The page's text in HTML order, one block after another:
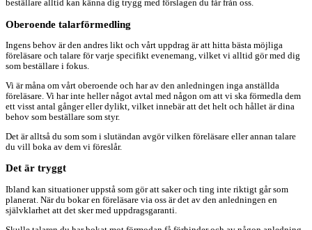
beställare alltid kan känna dig trygg med förslagen du får från oss.
Oberoende talarförmedling
Ingens behov är den andres likt och vårt uppdrag är att hitta bästa möjliga
föreläsare och talare för varje specifikt evenemang, vilket vi alltid gör med dig
som beställare i fokus.
Vi är måna om vårt oberoende och har av den anledningen inga anställda
föreläsare. Vi har inte heller något avtal med någon om att vi ska förmedla dem
ett visst antal gånger eller dylikt, vilket innebär att det helt och hållet är dina
behov som beställare som styr.
Det är alltså du som som i slutändan avgör vilken föreläsare eller annan talare
du vill boka av dem vi föreslår.
Det är tryggt
Ibland kan situationer uppstå som gör att saker och ting inte riktigt går som
planerat. När du bokar en föreläsare via oss är det av den anledningen en
självklarhet att det sker med uppdragsgaranti.